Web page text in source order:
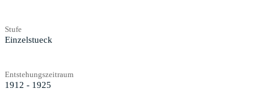
Stufe
Einzelstueck
Entstehungszeitraum
1912 - 1925